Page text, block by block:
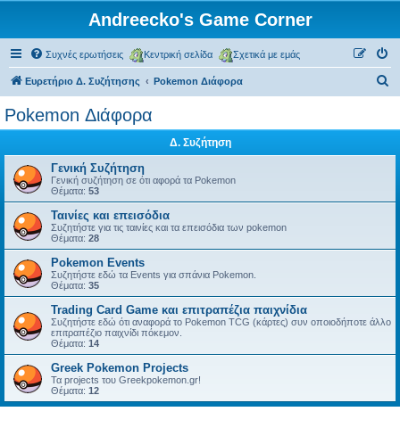
Andreecko's Game Corner
Συχνές ερωτήσεις Κεντρική σελίδα Σχετικά με εμάς
Ευρετήριο Δ. Συζήτησης Pokemon Διάφορα
η
Pokemon Διάφορα
Δ. Συζήτηση
Γενική Συζήτηση
Γενική συζήτηση σε ότι αφορά τα Pokemon
Θέματα: 53
Ταινίες και επεισόδια
Συζητήστε για τις ταινίες και τα επεισόδια των pokemon
Θέματα: 28
Pokemon Events
Συζητήστε εδώ τα Events για σπάνια Pokemon.
Θέματα: 35
Trading Card Game και επιτραπέζια παιχνίδια
Συζητήστε εδώ ότι αναφορά το Pokemon TCG (κάρτες) συν οποιοδήποτε άλλο
επιτραπέζιο παιχνίδι πόκεμον.
Θέματα: 14
Greek Pokemon Projects
Τα projects του Greekpokemon.gr!
Θέματα: 12